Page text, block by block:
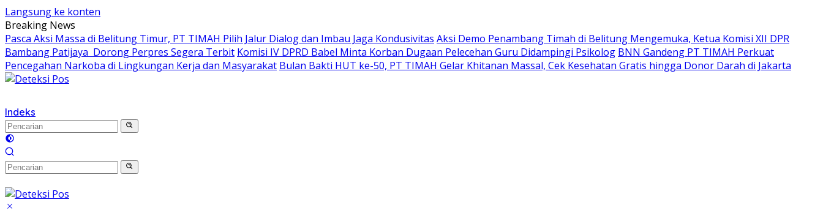
Langsung ke konten
Breaking News
Pasca Aksi Massa di Belitung Timur, PT TIMAH Pilih Jalur Dialog dan Imbau Jaga Kondusivitas Aksi Demo Penambang Timah di Belitung Mengemuka, Ketua Komisi XII DPR
Bambang Patijaya Dorong Perpres Segera Terbit Komisi IV DPRD Babel Minta Korban Dugaan Pelecehan Guru Didampingi Psikolog BNN Gandeng PT TIMAH Perkuat
Pencegahan Narkoba di Lingkungan Kerja dan Masyarakat Bulan Bakti HUT ke-50, PT TIMAH Gelar Khitanan Massal, Cek Kesehatan Gratis hingga Donor Darah di Jakarta
Indeks